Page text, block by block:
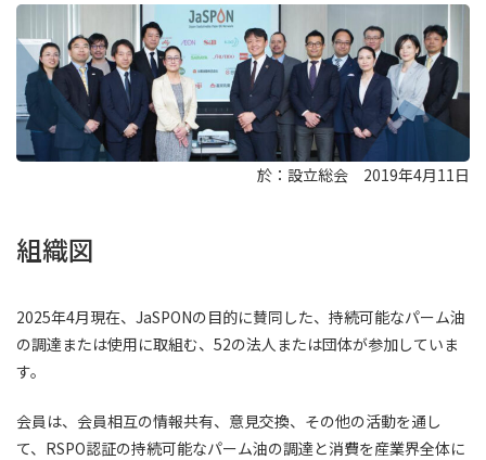
於：設立総会 2019年4月11日
組織図
2025年4月現在、JaSPONの目的に賛同した、持続可能なパーム油
の調達または使用に取組む、52の法人または団体が参加していま
す。
会員は、会員相互の情報共有、意見交換、その他の活動を通し
て、RSPO認証の持続可能なパーム油の調達と消費を産業界全体に